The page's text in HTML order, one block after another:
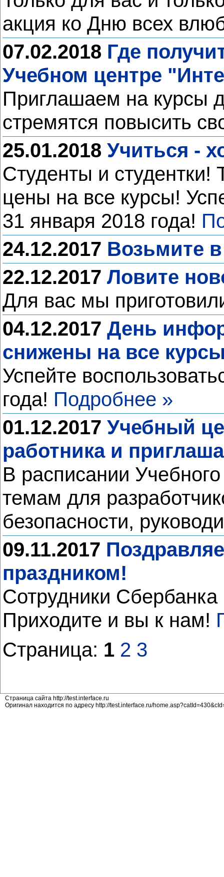
акция ко Дню всех
07.02.2018 Где
Учебном центре
Приглашаем на курсы
стремятся повысить
25.01.2018 Учиться -
Студенты и
цены на все курсы!
31 января 2018 года!
24.12.2017 Возьмите
22.12.2017 Ловите
Для вас мы
04.12.2017 День
снижены на все
Успейте
года! Подробнее »
01.12.2017 Учебный
работника и
В расписании
темам для
безопасности,
09.11.2017
праздником!
Сотрудники
Приходите и вы к нам!
Страница: 1 2 3
Страница сайта http://test.interface.ru
Оригинал находится по адресу http://test.interface.ru/